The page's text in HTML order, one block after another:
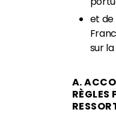
et
sur
A.
RÈGLES